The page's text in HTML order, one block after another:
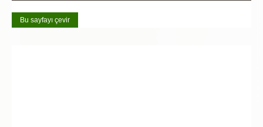
Bu sayfayı çevir